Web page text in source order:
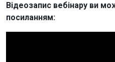
Відеозапис вебінару ви
посиланням: